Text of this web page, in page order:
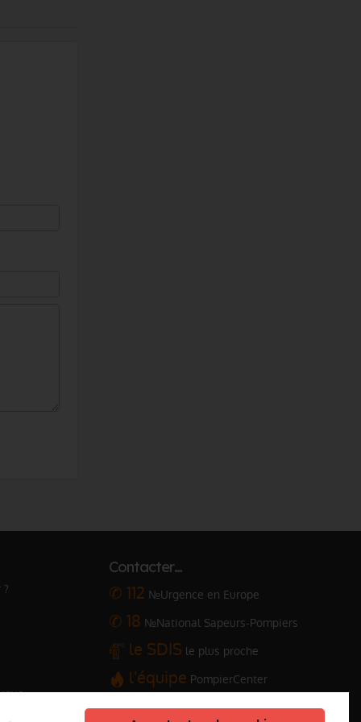
Contacter…
✆ 112 №Urgence en Europe
✆ 18 №National Sapeurs-Pompiers
le SDIS le plus proche
l'équipe PompierCenter